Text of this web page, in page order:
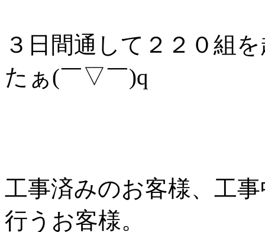
３日間通して２２０組
たぁ(￣▽￣)q
工事済みのお客様、工
行うお客様。